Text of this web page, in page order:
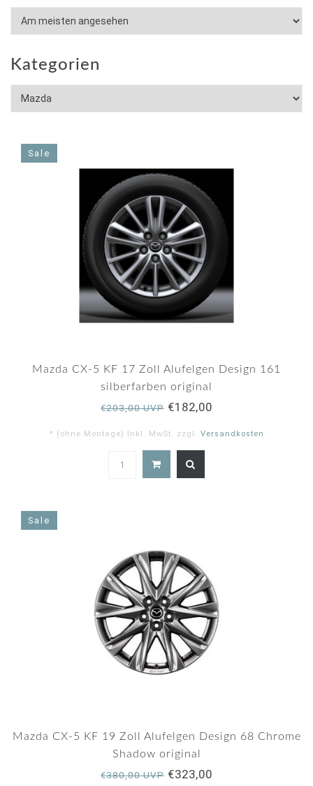
Kategorien
Sale
Mazda CX-5 KF 17 Zoll Alufelgen Design 161
silberfarben original
€203,00 UVP €182,00
* (ohne Montage) Inkl. MwSt. zzgl. Versandkosten
Sale
Mazda CX-5 KF 19 Zoll Alufelgen Design 68 Chrome
Shadow original
€380,00 UVP €323,00